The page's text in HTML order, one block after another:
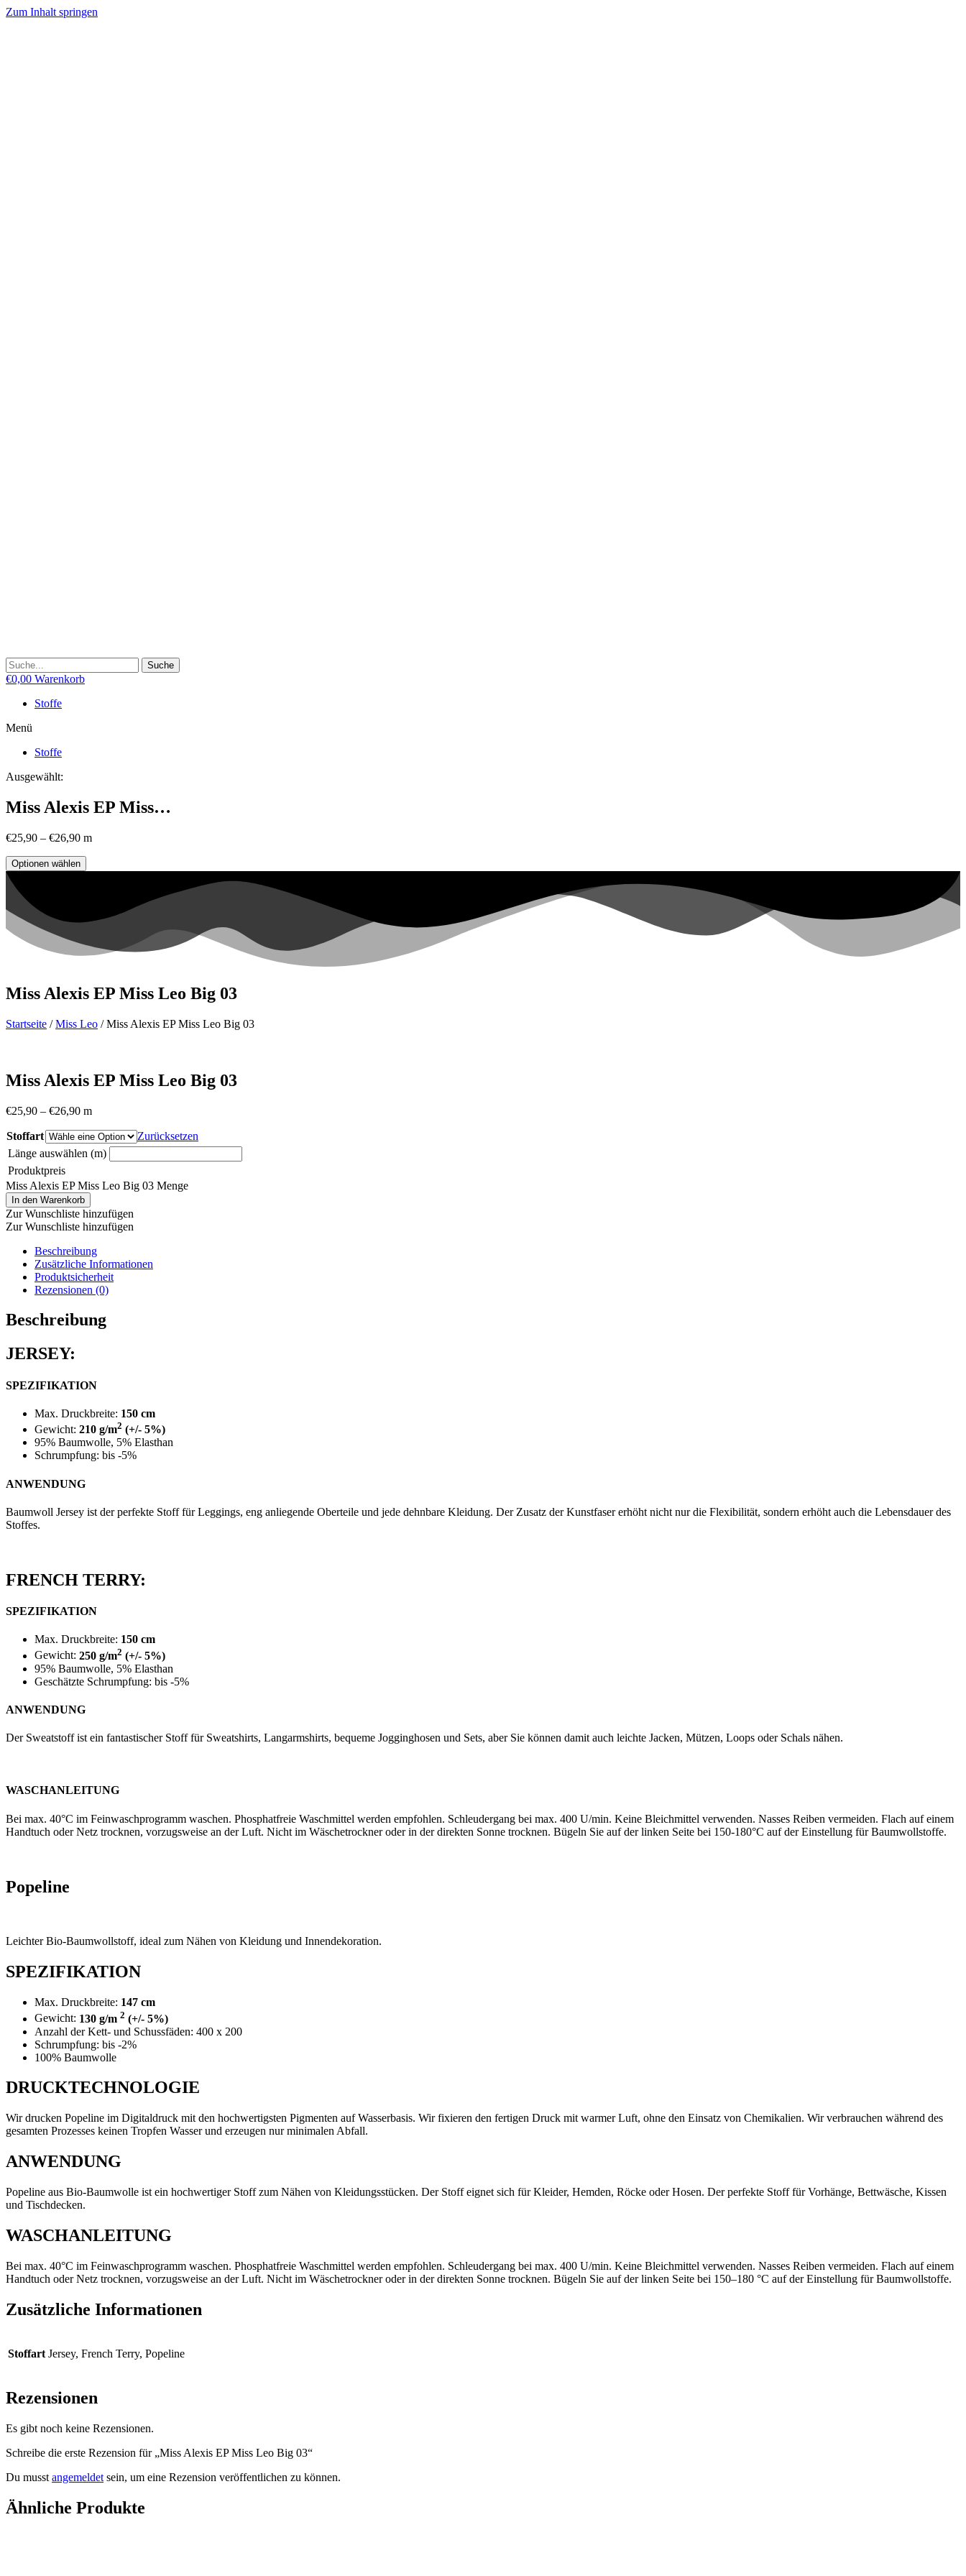
Zum Inhalt springen
Suche
€0,00 Warenkorb
Stoffe
Menü
Stoffe
Ausgewählt:
Miss Alexis EP Miss…
€25,90 – €26,90 m
Optionen wählen
Miss Alexis EP Miss Leo Big 03
Startseite /Miss Leo / Miss Alexis EP Miss Leo Big 03
Miss Alexis EP Miss Leo Big 03
€25,90 – €26,90 m
Stoffart
Zurücksetzen
Länge auswählen (m)
Produktpreis
Miss Alexis EP Miss Leo Big 03 Menge
In den Warenkorb
Zur Wunschliste hinzufügen
Zur Wunschliste hinzufügen
Beschreibung
Zusätzliche Informationen
Produktsicherheit
Rezensionen (0)
Beschreibung
JERSEY:
SPEZIFIKATION
Max. Druckbreite: 150 cm
Gewicht: 210 g/m2 (+/- 5%)
95% Baumwolle, 5% Elasthan
Schrumpfung: bis -5%
ANWENDUNG
Baumwoll Jersey ist der perfekte Stoff für Leggings, eng anliegende Oberteile und jede dehnbare Kleidung. Der Zusatz der Kunstfaser erhöht nicht nur die Flexibilität, sondern erhöht auch die Lebensdauer des
Stoffes.
FRENCH TERRY:
SPEZIFIKATION
Max. Druckbreite: 150 cm
Gewicht: 250 g/m2 (+/- 5%)
95% Baumwolle, 5% Elasthan
Geschätzte Schrumpfung: bis -5%
ANWENDUNG
Der Sweatstoff ist ein fantastischer Stoff für Sweatshirts, Langarmshirts, bequeme Jogginghosen und Sets, aber Sie können damit auch leichte Jacken, Mützen, Loops oder Schals nähen.
WASCHANLEITUNG
Bei max. 40°C im Feinwaschprogramm waschen. Phosphatfreie Waschmittel werden empfohlen. Schleudergang bei max. 400 U/min. Keine Bleichmittel verwenden. Nasses Reiben vermeiden. Flach auf einem
Handtuch oder Netz trocknen, vorzugsweise an der Luft. Nicht im Wäschetrockner oder in der direkten Sonne trocknen. Bügeln Sie auf der linken Seite bei 150-180°C auf der Einstellung für Baumwollstoffe.
Popeline
Leichter Bio-Baumwollstoff, ideal zum Nähen von Kleidung und Innendekoration.
SPEZIFIKATION
Max. Druckbreite: 147 cm
Gewicht: 130 g/m 2 (+/- 5%)
Anzahl der Kett- und Schussfäden: 400 x 200
Schrumpfung: bis -2%
100% Baumwolle
DRUCKTECHNOLOGIE
Wir drucken Popeline im Digitaldruck mit den hochwertigsten Pigmenten auf Wasserbasis. Wir fixieren den fertigen Druck mit warmer Luft, ohne den Einsatz von Chemikalien. Wir verbrauchen während des
gesamten Prozesses keinen Tropfen Wasser und erzeugen nur minimalen Abfall.
ANWENDUNG
Popeline aus Bio-Baumwolle ist ein hochwertiger Stoff zum Nähen von Kleidungsstücken. Der Stoff eignet sich für Kleider, Hemden, Röcke oder Hosen. Der perfekte Stoff für Vorhänge, Bettwäsche, Kissen
und Tischdecken.
WASCHANLEITUNG
Bei max. 40°C im Feinwaschprogramm waschen. Phosphatfreie Waschmittel werden empfohlen. Schleudergang bei max. 400 U/min. Keine Bleichmittel verwenden. Nasses Reiben vermeiden. Flach auf einem
Handtuch oder Netz trocknen, vorzugsweise an der Luft. Nicht im Wäschetrockner oder in der direkten Sonne trocknen. Bügeln Sie auf der linken Seite bei 150–180 °C auf der Einstellung für Baumwollstoffe.
Zusätzliche Informationen
Stoffart Jersey, French Terry, Popeline
Rezensionen
Es gibt noch keine Rezensionen.
Schreibe die erste Rezension für „Miss Alexis EP Miss Leo Big 03“
Du musst angemeldet sein, um eine Rezension veröffentlichen zu können.
Ähnliche Produkte